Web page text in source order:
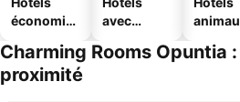
économiq
avec
Charming Rooms Opuntia
proximité